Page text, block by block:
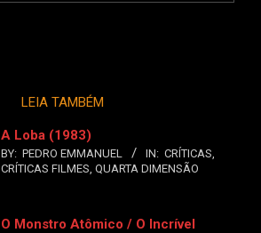
LEIA TAMBÉM
A Loba (1983)
BY: PEDRO EMMANUEL IN: CRÍTICAS,
CRÍTICAS FILMES, QUARTA DIMENSÃO
O Monstro Atômico / O Incrível